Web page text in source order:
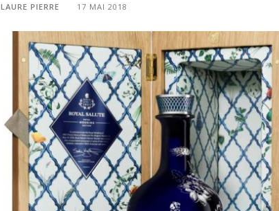
LAURE PIERRE 17 MAI 2018